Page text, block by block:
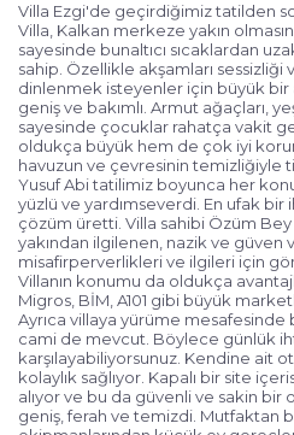
Villa Ezgi'de geçirdiğimiz tatilden
Villa, Kalkan merkeze yakın
sayesinde bunaltıcı sıcaklardan
sahip. Özellikle akşamları
dinlenmek isteyenler için büyük
geniş ve bakımlı. Armut ağaçları,
sayesinde çocuklar rahatça vakit
oldukça büyük hem de çok iyi
havuzun ve çevresinin temizliğiyle
Yusuf Abi tatilimiz boyunca her
yüzlü ve yardımseverdi. En ufak bir
çözüm üretti. Villa sahibi Özüm
yakından ilgilenen, nazik ve güven
misafirperverlikleri ve ilgileri için
Villanın konumu da oldukça
Migros, BİM, A101 gibi büyük
Ayrıca villaya yürüme
cami de mevcut. Böylece günlük
karşılayabiliyorsunuz. Kendine ait
kolaylık sağlıyor. Kapalı bir site
alıyor ve bu da güvenli ve sakin bir
geniş, ferah ve temizdi. Mutfaktan